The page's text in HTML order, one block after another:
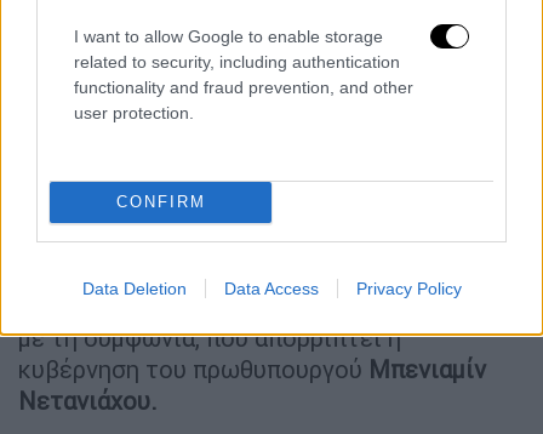
I want to allow Google to enable storage
related to security, including authentication
functionality and fraud prevention, and other
user protection.
CONFIRM
Data Deletion Data Access Privacy Policy
διαβεβαίωνε πως η σύναψη συμφωνίας
βρισκόταν πιο κοντά παρά ποτέ.
Ανάλογος ήταν ο τόνος της
Λαϊκού Μετώπουγια την Απελευθέρωση της
Παλαιστίνης.
Ωστόσο, κατά τα δημοσιεύματα, η
επιμένει στον όρο ο
πόλεμος
να τερματιστεί
με τη συμφωνία, που απορρίπτει η
κυβέρνηση του πρωθυπουργού Μπενιαμίν
Νετανιάχου.